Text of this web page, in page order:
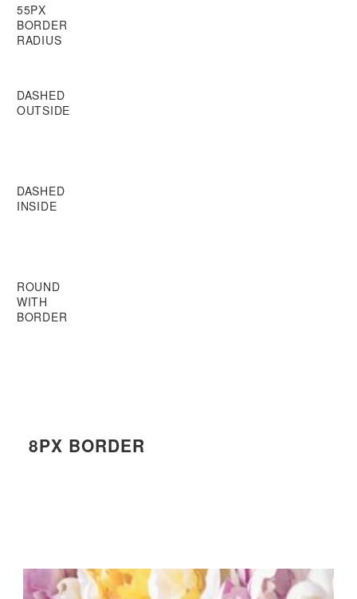
55PX
BORDER
RADIUS
DASHED
OUTSIDE
DASHED
INSIDE
ROUND
WITH
BORDER
8PX BORDER